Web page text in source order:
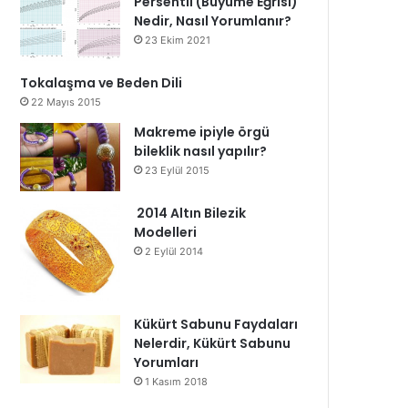
Nedir, Nasıl Yorumlanır?
23 Ekim 2021
Tokalaşma ve Beden Dili
22 Mayıs 2015
Makreme ipiyle örgü
bileklik nasıl yapılır?
23 Eylül 2015
2014 Altın Bilezik
Modelleri
2 Eylül 2014
Kükürt Sabunu Faydaları
Nelerdir, Kükürt Sabunu
Yorumları
1 Kasım 2018